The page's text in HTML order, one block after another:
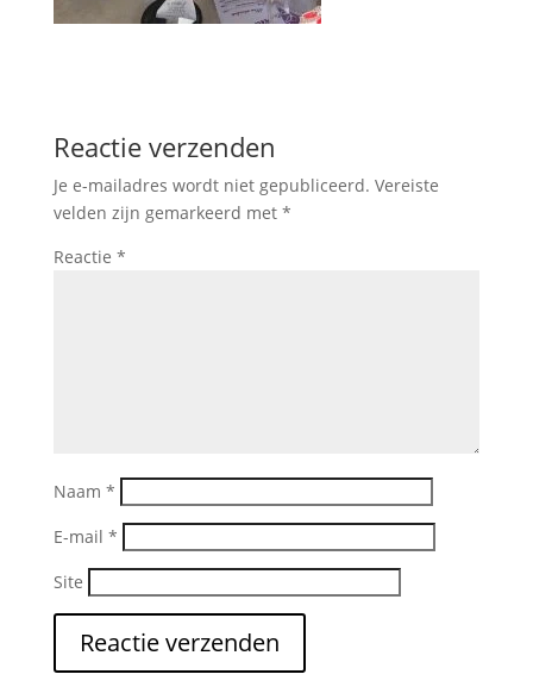
Reactie verzenden
Je e-mailadres wordt niet gepubliceerd. Vereiste
velden zijn gemarkeerd met *
Reactie *
Naam *
E-mail *
Site